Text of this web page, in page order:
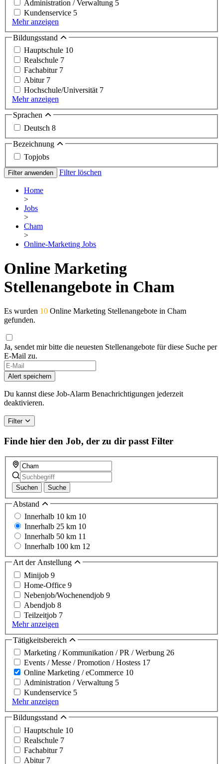
Administration / Verwaltung 5
Kundenservice 5
Mehr anzeigen
Bildungsstand
Hauptschule 10
Realschule 7
Fachabitur 7
Abitur 7
Hochschule/Universität 7
Mehr anzeigen
Sprachen
Deutsch 8
Bezeichnung
Topjobs
Filter anwenden Filter löschen
Home
>
Jobs
>
Cham
>
Online-Marketing Jobs
Online Marketing
Stellenangebote in Cham
Es wurden 10 Online Marketing Stellenangebote in Cham
gefunden.
Ja, sendet mir bitte die neuesten Stellenangebote für diese Suche per
E-Mail zu.
If
you
are
a
human,
this
field
Alert speichern
Du kannst diese Job-Alarm Benachrichtigungen jederzeit
deaktivieren.
Filter
Finde hier den Job, der zu dir passt Filter
Suchen Suche
Abstand
Innerhalb 10 km 10
Innerhalb 25 km 10
Innerhalb 50 km 11
Innerhalb 100 km 12
Art der Anstellung
Minijob 9
Home-Office 9
Nebenjob/Wochenendjob 9
Abendjob 8
Teilzeitjob 7
Mehr anzeigen
Tätigkeitsbereich
Marketing / Kommunikation / PR / Werbung 26
Events / Messe / Promotion / Hostess 17
Online Marketing / eCommerce 10
Administration / Verwaltung 5
Kundenservice 5
Mehr anzeigen
Bildungsstand
Hauptschule 10
Realschule 7
Fachabitur 7
Abitur 7